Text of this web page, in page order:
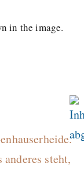
in the image.
steht,
panes on
Linux (bug
neu: Beiträge
in
Welt